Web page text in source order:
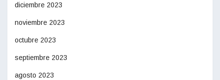
diciembre 2023
noviembre 2023
octubre 2023
septiembre 2023
agosto 2023